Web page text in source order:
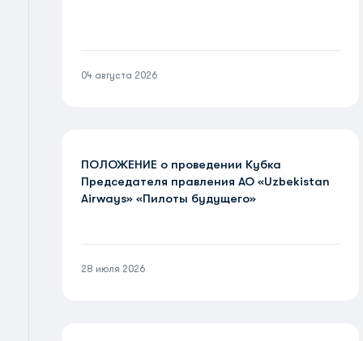
04 августа 2026
ПОЛОЖЕНИЕ о проведении Кубка
Председателя правления АО «Uzbekistan
Airways» «Пилоты будущего»
28 июля 2026